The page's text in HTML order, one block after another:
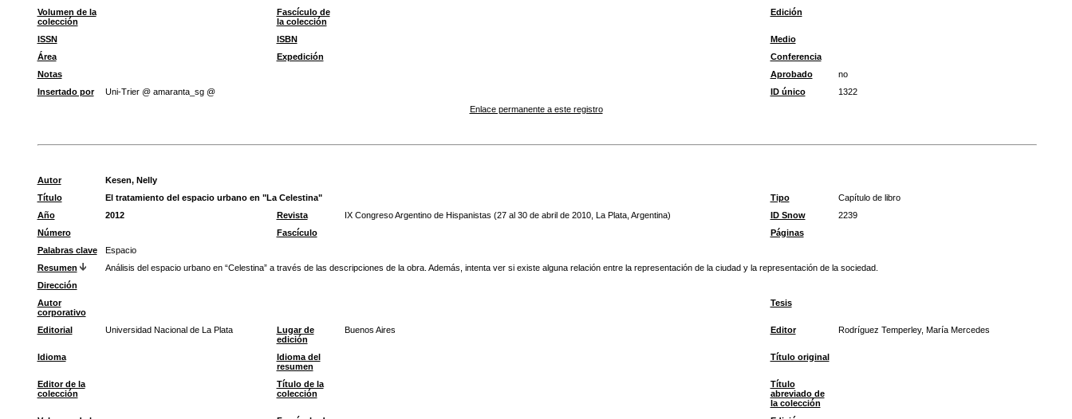
Volumen de la
colección
Fascículo de
la colección
Edición
ISSN ISBN
Medio
Área
Expedición
Conferencia
Notas
Aprobado
no
Insertado por
Uni-Trier @ amaranta_sg @ ID único
1322
Enlace permanente a este registro
Autor
Kesen, Nelly
Título
El tratamiento del espacio urbano en "La Celestina" Tipo
Capítulo de libro
Año
2012 Revista IX Congreso Argentino de Hispanistas (27 al 30 de abril de 2010, La Plata, Argentina) ID Snow
2239
Número
Fascículo
Páginas
Palabras clave
Espacio
Resumen
Análisis del espacio urbano en “Celestina” a través de las descripciones de la obra. Además, intenta ver si existe alguna relación entre la representación de la ciudad y la representación de la sociedad.
Dirección
Autor
corporativo
Tesis
Editorial Universidad Nacional de La Plata
Lugar de
edición
Buenos Aires Editor Rodríguez Temperley, María Mercedes
Idioma
Idioma del
resumen
Título original
Editor de la
colección
Título de la
colección
Título
abreviado de
la colección